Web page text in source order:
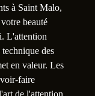
à Saint Malo,
beauté
L'attention
des
en valeur. Les
faire
de l'attention,